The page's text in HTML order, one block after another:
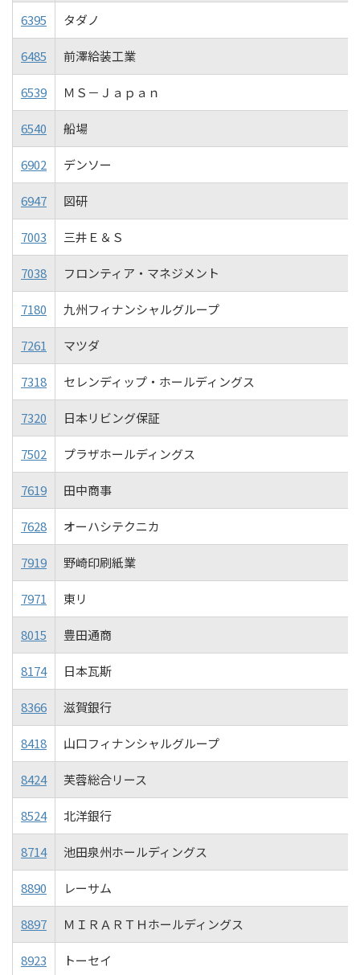
6395 タダノ
6485 前澤給装工業
6539 ＭＳ－Ｊａｐａｎ
6540 船場
6902 デンソー
6947 図研
7003 三井Ｅ＆Ｓ
7038 フロンティア・マネジメント
7180 九州フィナンシャルグループ
7261 マツダ
7318 セレンディップ・ホールディングス
7320 日本リビング保証
7502 プラザホールディングス
7619 田中商事
7628 オーハシテクニカ
7919 野崎印刷紙業
7971 東リ
8015 豊田通商
8174 日本瓦斯
8366 滋賀銀行
8418 山口フィナンシャルグループ
8424 芙蓉総合リース
8524 北洋銀行
8714 池田泉州ホールディングス
8890 レーサム
8897 ＭＩＲＡＲＴＨホールディングス
8923 トーセイ